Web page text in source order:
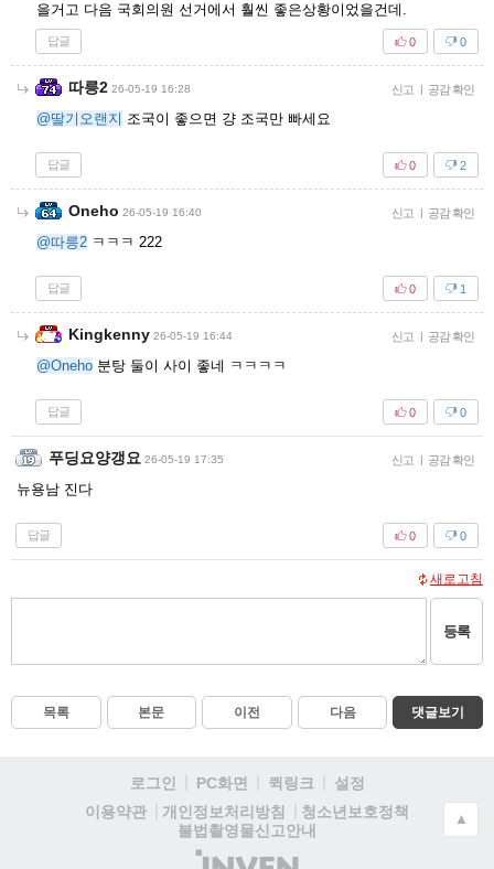
을거고 다음 국회의원 선거에서 훨씬 좋은상황이었을건데.
답글 0
0
따릉2 26-05-19 16:28 신고 | 공감 확인
@딸기오랜지 조국이 좋으면 걍 조국만 빠세요
답글 2
0
Oneho 26-05-19 16:40 신고 | 공감 확인
@따릉2 ㅋㅋㅋ 222
답글 1
0
Kingkenny 26-05-19 16:44 신고 | 공감 확인
@Oneho 분탕 둘이 사이 좋네 ㅋㅋㅋㅋ
답글 0
0
푸딩요양갱요 26-05-19 17:35 신고 | 공감 확인
뉴용남 진다
답글 0
0
새로고침
등록
목록 본문 이전 다음 댓글보기
로그인 PC화면 퀵링크
설정
이용약관
개인정보처리방침
청소년보호정책
불법촬영물신고안내
(주)
▲